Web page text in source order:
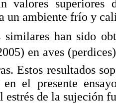
valores
un ambiente frío y
similares han sido
en aves
Estos resultados
en el presente
estrés de la sujeción